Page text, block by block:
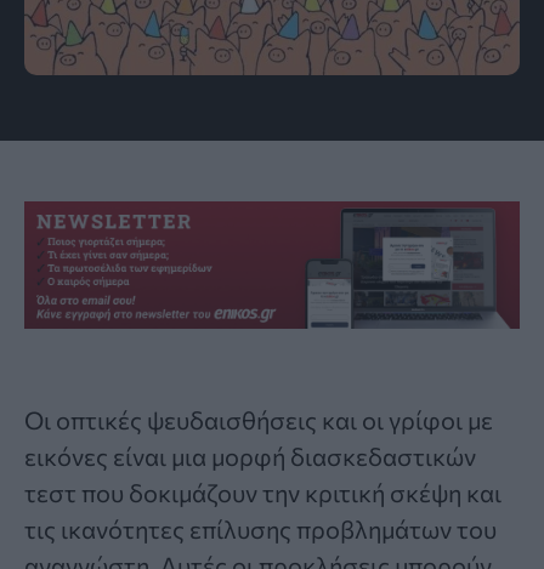
Οι οπτικές ψευδαισθήσεις και οι γρίφοι με
εικόνες είναι μια μορφή διασκεδαστικών
τεστ που δοκιμάζουν την κριτική σκέψη και
τις ικανότητες επίλυσης προβλημάτων του